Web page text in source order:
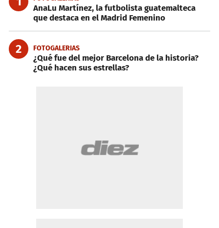
AnaLu Martínez, la futbolista guatemalteca
que destaca en el Madrid Femenino
2 FOTOGALERIAS
¿Qué fue del mejor Barcelona de la historia?
¿Qué hacen sus estrellas?